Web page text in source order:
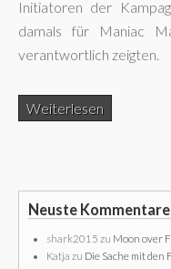
Initiatoren der
damals für Maniac
verantwortlich zeigten.
Weiterlesen
Neuste Kommentare
shark2015 zu Moon over
Katja zu Die Sache mit den